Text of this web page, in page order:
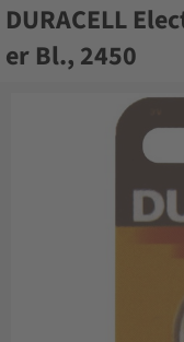
DURACELL
er Bl., 2450